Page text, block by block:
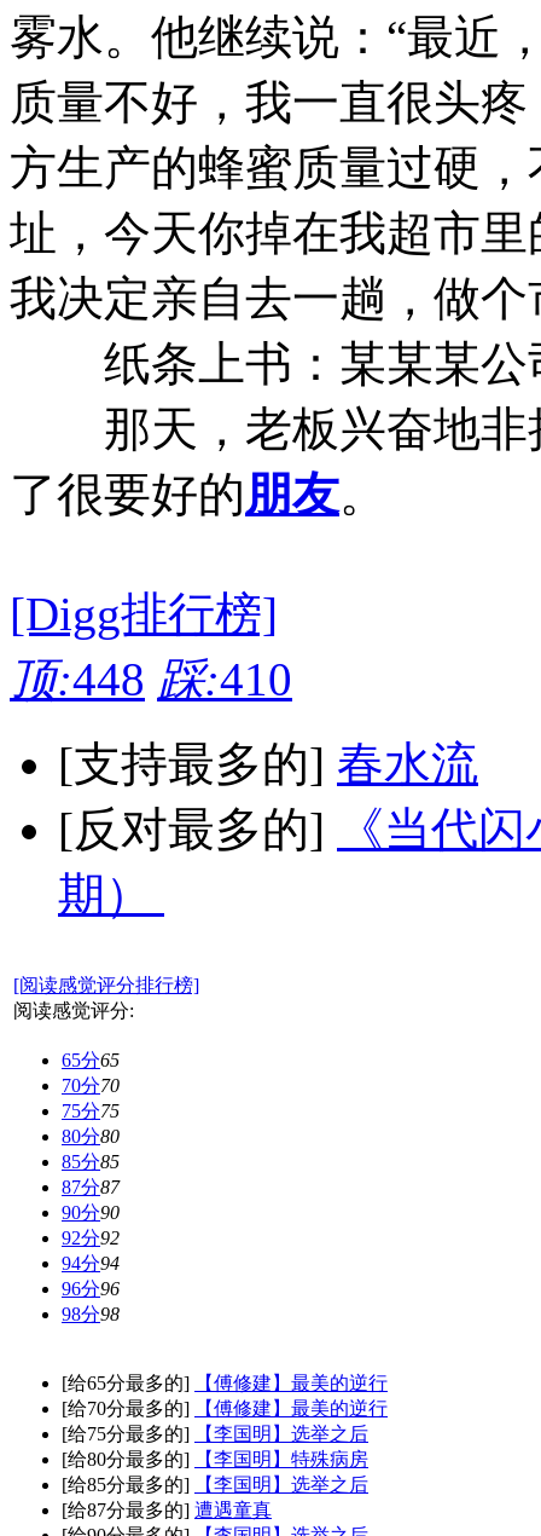
雾水。他继续说：“最近
质量不好，我一直很头
方生产的蜂蜜质量过硬
址，今天你掉在我超市
我决定亲自去一趟，做个
纸条上书：某某某公
那天，老板兴奋地非
了很要好的朋友。
[Digg排行榜]
顶:448 踩:410
[支持最多的] 春水流
[反对最多的]
《当代
期）
[阅读感觉评分排行榜]
阅读感觉评分:
65分65
70分70
75分75
80分80
85分85
87分87
90分90
92分92
94分94
96分96
98分98
[给65分最多的]
【傅修建】最美的逆行
[给70分最多的]
【傅修建】最美的逆行
[给75分最多的]
【李国明】选举之后
[给80分最多的]
【李国明】特殊病房
[给85分最多的]
【李国明】选举之后
[给87分最多的] 遭遇童真